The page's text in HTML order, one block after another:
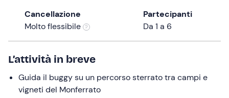
keyboard
shortcuts
for
changing
dates.
Cancellazione
Molto flessibile
Partecipanti
Da 1 a 6
L’attività in breve
Guida il buggy su un percorso sterrato tra campi e
vigneti del Monferrato